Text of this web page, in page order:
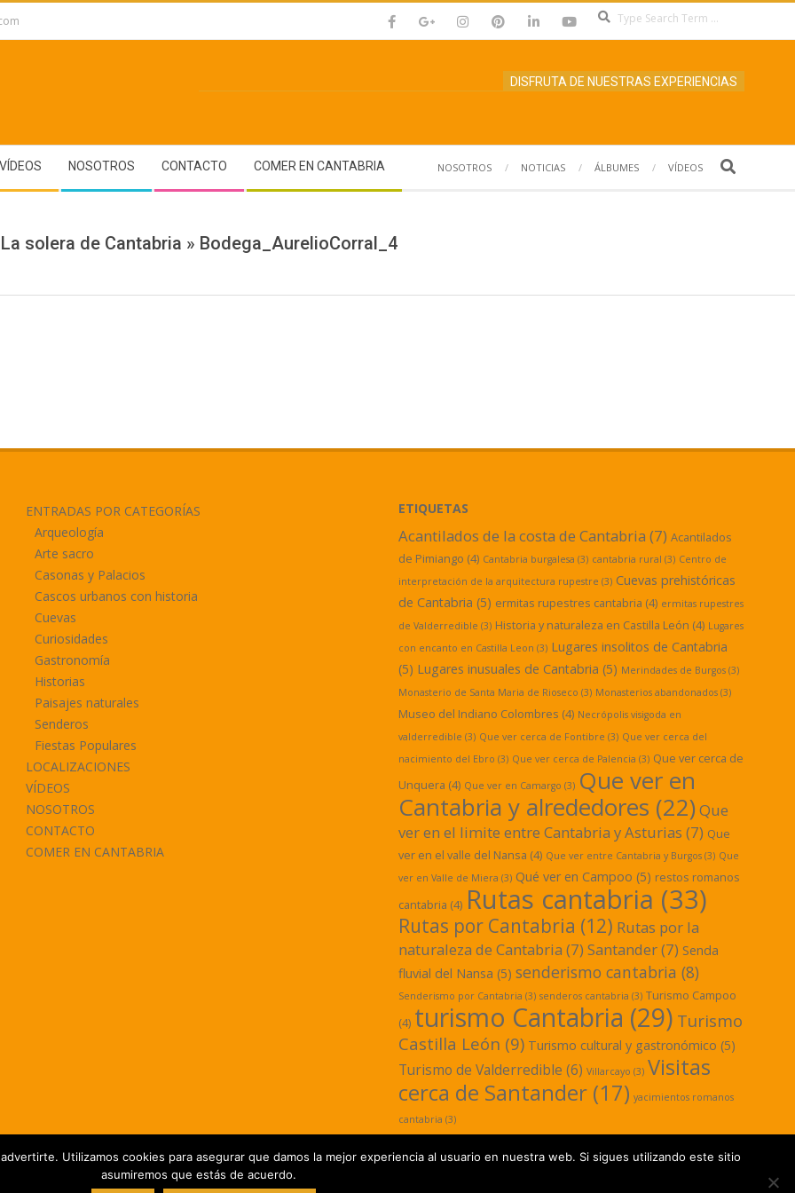
DISFRUTA DE NUESTRAS EXPERIENCIAS
VÍDEOS NOSOTROS CONTACTO COMER EN CANTABRIA NOSOTROS NOTICIAS ÁLBUMES VÍDEOS Search
La solera de Cantabria » Bodega_AurelioCorral_4
ENTRADAS POR CATEGORÍAS
Arqueología
Arte sacro
Casonas y Palacios
Cascos urbanos con historia
Cuevas
Curiosidades
Gastronomía
Historias
Paisajes naturales
Senderos
Fiestas Populares
LOCALIZACIONES
VÍDEOS
NOSOTROS
CONTACTO
COMER EN CANTABRIA
ETIQUETAS
Acantilados de la costa de Cantabria (7) Acantilados
de Pimiango (4) Cantabria burgalesa (3) cantabria rural (3) Centro de
interpretación de la arquitectura rupestre (3) Cuevas prehistóricas
de Cantabria (5) ermitas rupestres cantabria (4) ermitas rupestres
de Valderredible (3) Historia y naturaleza en Castilla León (4) Lugares
con encanto en Castilla Leon (3) Lugares insolitos de Cantabria
(5) Lugares inusuales de Cantabria (5) Merindades de Burgos (3)
Monasterio de Santa Maria de Rioseco (3) Monasterios abandonados (3)
Museo del Indiano Colombres (4) Necrópolis visigoda en
valderredible (3) Que ver cerca de Fontibre (3) Que ver cerca del
nacimiento del Ebro (3) Que ver cerca de Palencia (3) Que ver cerca de
Unquera (4) Que ver en Camargo (3) Que ver en
Cantabria y alrededores (22) Que
ver en el limite entre Cantabria y Asturias (7) Que
ver en el valle del Nansa (4) Que ver entre Cantabria y Burgos (3) Que
ver en Valle de Miera (3) Qué ver en Campoo (5) restos romanos
cantabria (4) Rutas cantabria (33)
Rutas por Cantabria (12) Rutas por la
naturaleza de Cantabria (7) Santander(7) Senda
fluvial del Nansa (5) senderismo cantabria (8)
Senderismo por Cantabria (3) senderos cantabria (3) Turismo Campoo
(4) turismo Cantabria (29) Turismo
Castilla León (9) Turismo cultural y gastronómico (5)
Turismo de Valderredible (6) Villarcayo (3) Visitas
cerca de Santander (17) yacimientos romanos
cantabria (3)
Utilizamos cookies para asegurar que damos la mejor experiencia al usuario en nuestra web. Si sigues utilizando este sitio
asumiremos que estás de acuerdo.